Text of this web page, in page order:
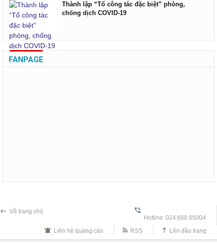
Thành lập “Tổ công tác đặc biệt” phòng,
chống dịch COVID-19
FANPAGE
Về trang chủ
Hotline: 024.668.65004
Liên hệ quảng cáo
RSS Lên đầu trang